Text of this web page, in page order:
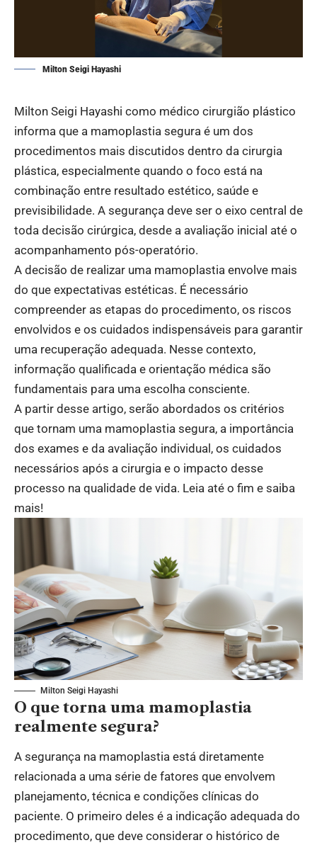
Milton Seigi Hayashi
Milton Seigi Hayashi como médico cirurgião plástico
informa que a mamoplastia segura é um dos
procedimentos mais discutidos dentro da cirurgia
plástica, especialmente quando o foco está na
combinação entre resultado estético, saúde e
previsibilidade. A segurança deve ser o eixo central de
toda decisão cirúrgica, desde a avaliação inicial até o
acompanhamento pós-operatório.
A decisão de realizar uma mamoplastia envolve mais
do que expectativas estéticas. É necessário
compreender as etapas do procedimento, os riscos
envolvidos e os cuidados indispensáveis para garantir
uma recuperação adequada. Nesse contexto,
informação qualificada e orientação médica são
fundamentais para uma escolha consciente.
A partir desse artigo, serão abordados os critérios
que tornam uma mamoplastia segura, a importância
dos exames e da avaliação individual, os cuidados
necessários após a cirurgia e o impacto desse
processo na qualidade de vida. Leia até o fim e saiba
mais!
Milton Seigi Hayashi
O que torna uma mamoplastia
realmente segura?
A segurança na mamoplastia está diretamente
relacionada a uma série de fatores que envolvem
planejamento, técnica e condições clínicas do
paciente. O primeiro deles é a indicação adequada do
procedimento, que deve considerar o histórico de